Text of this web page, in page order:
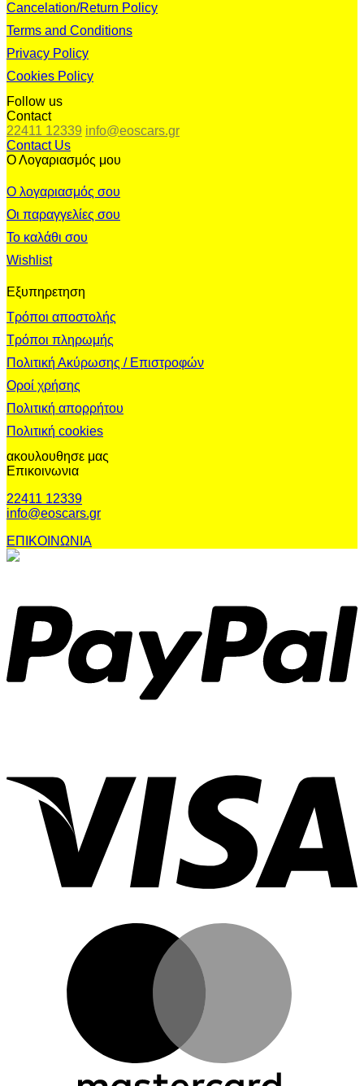
Cancelation/Return Policy
Terms and Conditions
Privacy Policy
Cookies Policy
Follow us
Contact
22411 12339 info@eoscars.gr
Contact Us
Ο Λογαριασμός μου
Ο λογαριασμός σου
Οι παραγγελίες σου
Το καλάθι σου
Wishlist
Εξυπηρετηση
Τρόποι αποστολής
Τρόποι πληρωμής
Πολιτική Ακύρωσης / Επιστροφών
Οροί χρήσης
Πολιτική απορρήτου
Πολιτική cookies
ακουλουθησε μας
Επικοινωνια
22411 12339
info@eoscars.gr
ΕΠΙΚΟΙΝΩΝΙΑ